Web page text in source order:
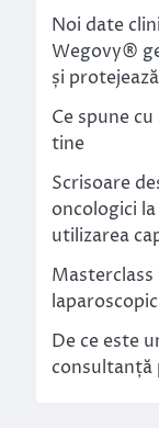
Noi date
Wegovy®
și
Ce spune
tine
Scrisoare
oncologici
utilizarea
De ce este